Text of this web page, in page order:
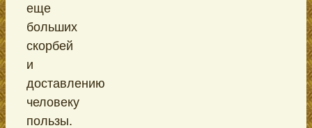
еще
больших
скорбей
и
доставлению
человеку
пользы.